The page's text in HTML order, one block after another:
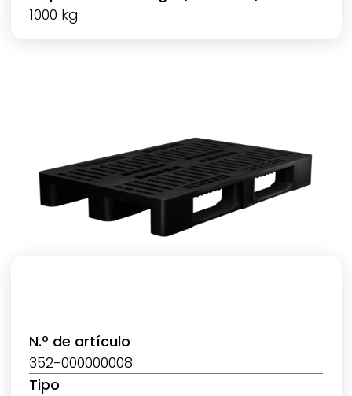
1000 kg
N.º de artículo
352-000000008
Tipo